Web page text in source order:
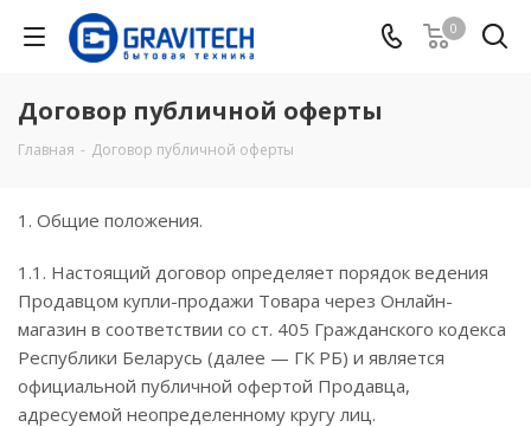
0
Договор публичной оферты
Главная - Договор публичной оферты
1. Общие положения.
1.1. Настоящий договор определяет порядок ведения
Продавцом купли-продажи Товара через Онлайн-
магазин в соответствии со ст. 405 Гражданского кодекса
Республики Беларусь (далее — ГК РБ) и является
официальной публичной офертой Продавца,
адресуемой неопределенному кругу лиц.